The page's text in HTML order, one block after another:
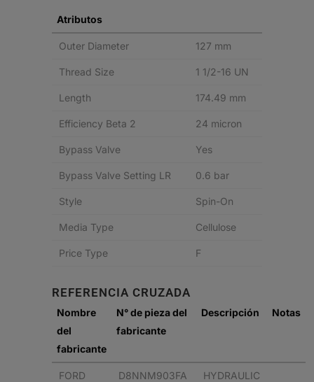
Atributos
Outer Diameter 127 mm
Thread Size 1 1/2-16 UN
Length 174.49 mm
Efficiency Beta 2 24 micron
Bypass Valve Yes
Bypass Valve Setting LR 0.6 bar
Style Spin-On
Media Type Cellulose
Price Type F
REFERENCIA CRUZADA
Nombre
del
fabricante
N° de pieza del
fabricante
Descripción Notas
FORD D8NNM903FA
HYDRAULIC